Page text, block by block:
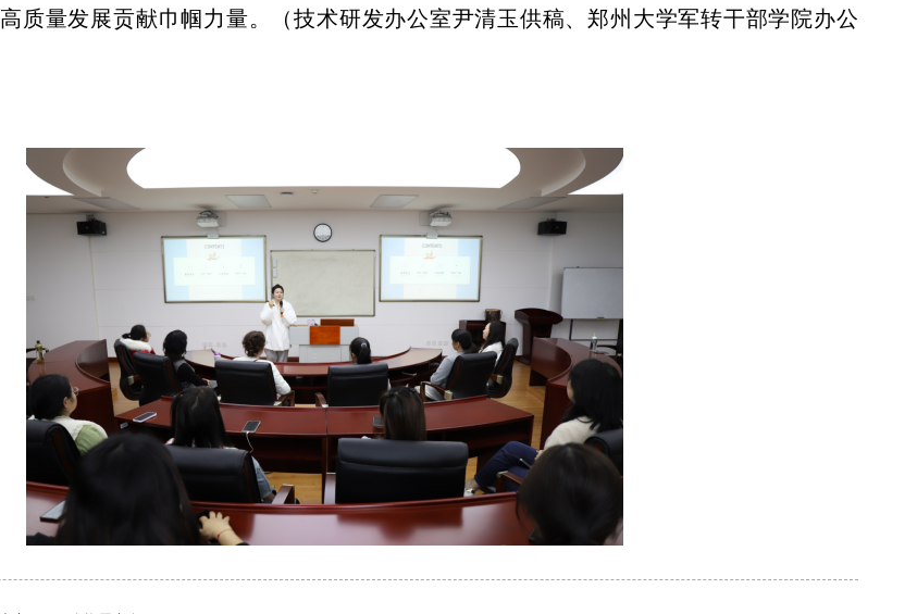
质量发展贡献巾帼力量。 （技术研发办公室尹清玉供稿、郑州大学军转干部学院办公